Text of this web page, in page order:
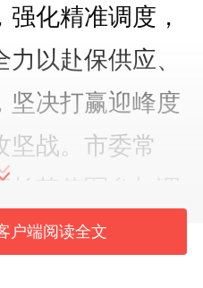
化精准调度，
以赴保供应、
坚决打赢迎峰度
坚战。市委常
长范伟军参加调
户端阅读全文